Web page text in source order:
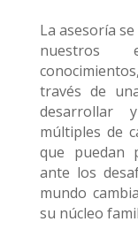
La asesoría
nuestros
través de
desarrollar
múltiples de
que puedan
ante los
mundo
su núcleo